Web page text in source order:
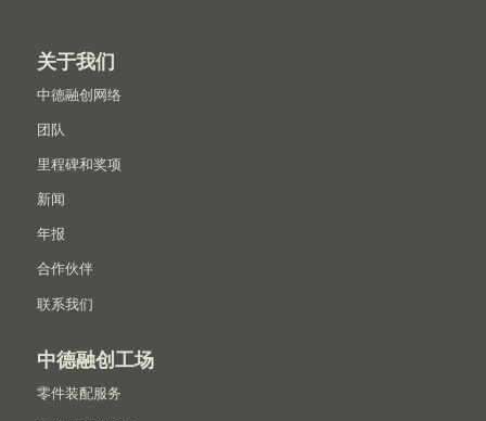
关于我们
中德融创网络
团队
里程碑和奖项
新闻
年报
合作伙伴
联系我们
中德融创工场
零件装配服务